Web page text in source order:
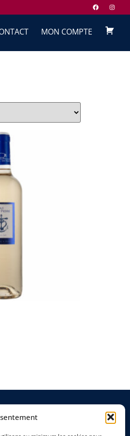
MON COMPTE